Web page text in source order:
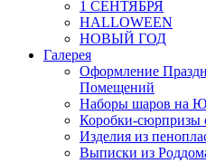
1 СЕНТЯБРЯ
HALLOWEEN
НОВЫЙ ГОД
Галерея
Оформление
Помещений
Наборы шаров на
Коробки-сюрпризы
Изделия из
Выписки из